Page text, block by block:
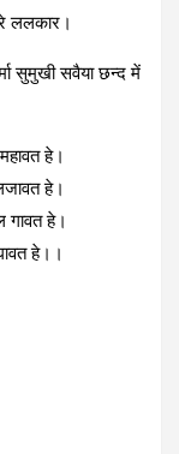
ललकार।
सुमुखी सवैया छन्द में
हे।
हे।
गावत हे।
हे।।